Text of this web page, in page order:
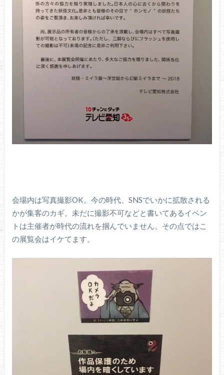
会場内は写真撮影OK。今の時代、SNSでいかに拡散される
かが集客のカギ。未だに撮影不可などと書いてあるイベン
トは主催者が時代の流れを掴んでいません。その点ではこ
の展覧会はイケてます。